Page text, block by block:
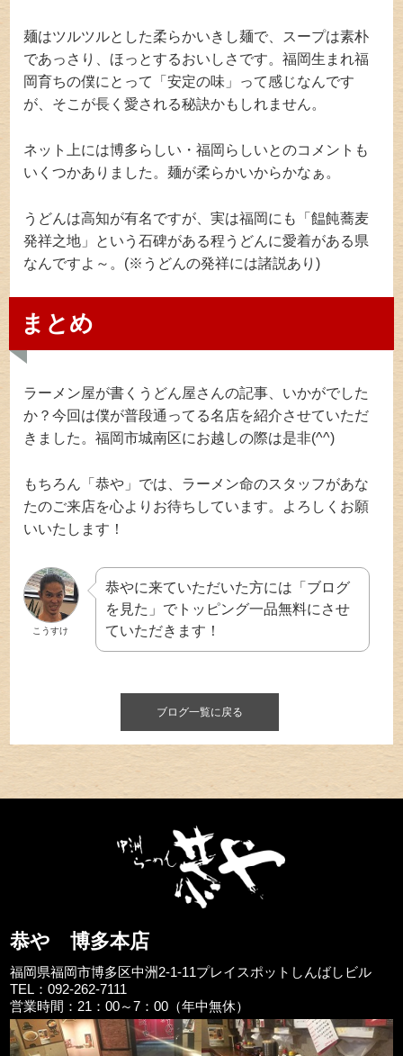
麺はツルツルとした柔らかいきし麺で、スープは素朴
であっさり、ほっとするおいしさです。福岡生まれ福
岡育ちの僕にとって「安定の味」って感じなんです
が、そこが長く愛される秘訣かもしれません。
ネット上には博多らしい・福岡らしいとのコメントも
いくつかありました。麺が柔らかいからかなぁ。
うどんは高知が有名ですが、実は福岡にも「饂飩蕎麦
発祥之地」という石碑がある程うどんに愛着がある県
なんですよ～。(※うどんの発祥には諸説あり)
まとめ
ラーメン屋が書くうどん屋さんの記事、いかがでした
か？今回は僕が普段通ってる名店を紹介させていただ
きました。福岡市城南区にお越しの際は是非(^^)
もちろん「恭や」では、ラーメン命のスタッフがあな
たのご来店を心よりお待ちしています。よろしくお願
いいたします！
こうすけ
恭やに来ていただいた方には「ブログ
を見た」でトッピング一品無料にさせ
ていただきます！
ブログ一覧に戻る
恭や 博多本店
福岡県福岡市博多区中洲2-1-11プレイスポットしんばしビル
TEL：092-262-7111
営業時間：21：00～7：00（年中無休）